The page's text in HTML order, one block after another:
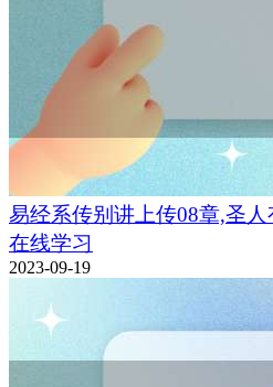
易经系传别讲上传08章,圣人
在线学习
2023-09-19